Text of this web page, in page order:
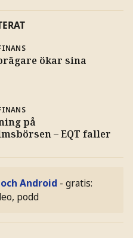
ökar sina
på
– EQT faller
Android - gratis:
podd